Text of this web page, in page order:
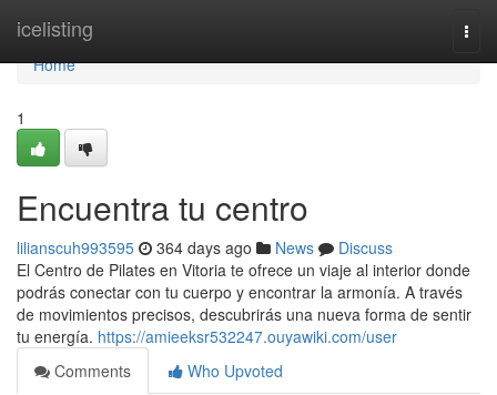
icelisting
Home
Home
1
Encuentra tu centro
lilianscuh993595 364 days ago News
Discuss
El Centro de Pilates en Vitoria te ofrece un viaje al interior donde
podrás conectar con tu cuerpo y encontrar la armonía. A través
de movimientos precisos, descubrirás una nueva forma de sentir
tu energía. https://amieeksr532247.ouyawiki.com/user
Comments
Who Upvoted